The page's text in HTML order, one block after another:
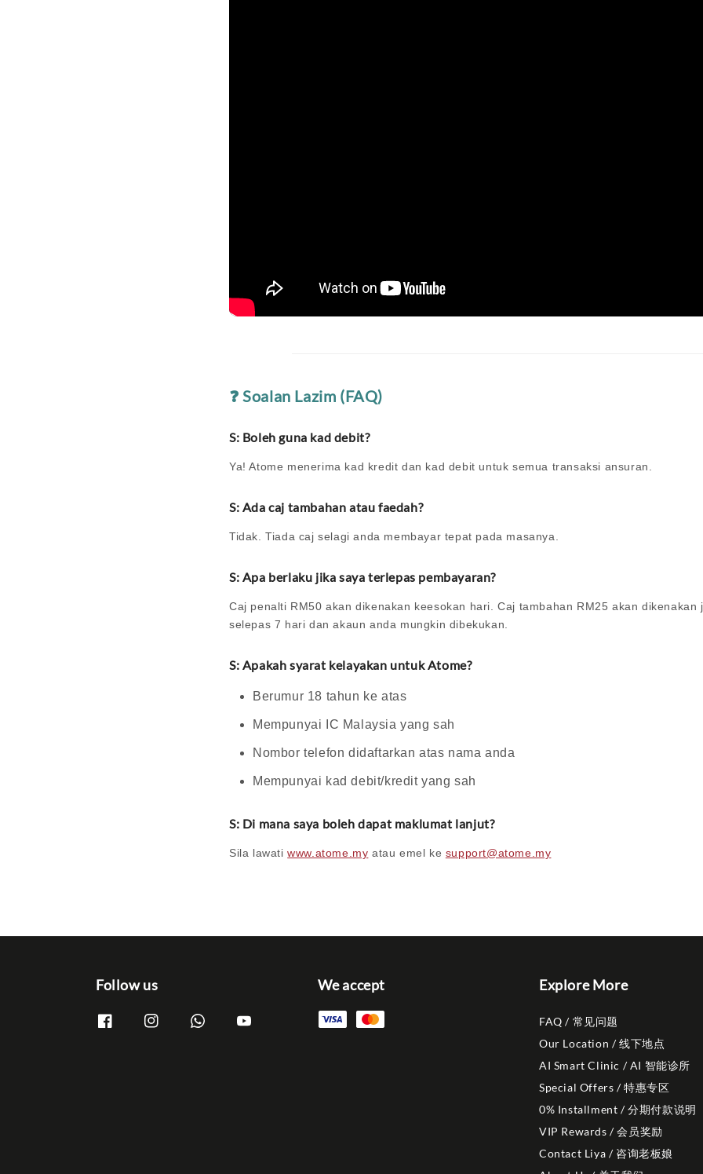
❓ Soalan Lazim (FAQ)
S: Boleh guna kad debit?
Ya! Atome menerima kad kredit dan kad debit untuk semua transaksi ansuran.
S: Ada caj tambahan atau faedah?
Tidak. Tiada caj selagi anda membayar tepat pada masanya.
S: Apa berlaku jika saya terlepas pembayaran?
Caj penalti RM50 akan dikenakan keesokan hari. Caj tambahan RM25 akan dikenakan
selepas 7 hari dan akaun anda mungkin dibekukan.
S: Apakah syarat kelayakan untuk Atome?
Berumur 18 tahun ke atas
Mempunyai IC Malaysia yang sah
Nombor telefon didaftarkan atas nama anda
Mempunyai kad debit/kredit yang sah
S: Di mana saya boleh dapat maklumat lanjut?
Sila lawatiwww.atome.my atau emel ke support@atome.my
Follow us We accept Explore More
FAQ / 常见问题
Our Location / 线下地点
AI Smart Clinic / AI 智能诊所
Special Offers / 特惠专区
0% Installment / 分期付款说明
VIP Rewards / 会员奖励
Contact Liya / 咨询老板娘